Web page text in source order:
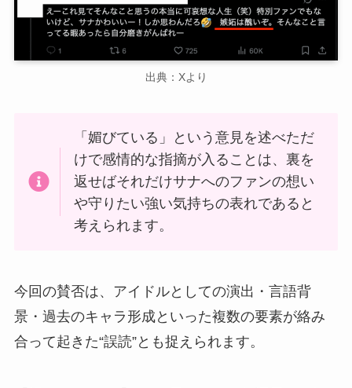
出典：Xより
「媚びている」という意見を述べただ
けで感情的な指摘が入ることは、裏を
返せばそれだけサナへのファンの想い
や守りたい強い気持ちの表れであると
考えられます。
今回の賛否は、アイドルとしての演出・言語背
景・過去のキャラ形成といった複数の要素が絡み
合って起きた“誤読”とも捉えられます。